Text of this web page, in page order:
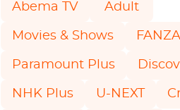
Abema TV Adult
Movies & Shows FANZA
Paramount Plus
NHK Plus U-NEXT